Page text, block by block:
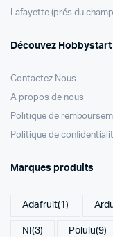
Lafayette (prés du
Découvez Hobbystart
Contactez Nous
A propos de nous
Politique de
Politique de
Marques produits
Adafruit(1)
NI (3) Polulu(9)